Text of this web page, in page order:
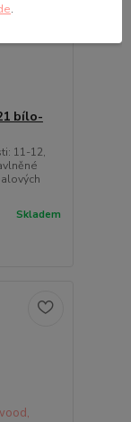
bílo-
11-12,
Skladem
.